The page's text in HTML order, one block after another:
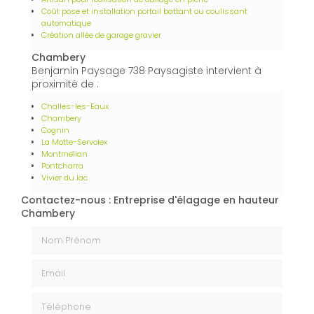
Coût pose et installation portail battant ou coulissant
automatique
Création allée de garage gravier
Chambery
Benjamin Paysage 738 Paysagiste intervient à
proximité de :
Challes-les-Eaux
Chambery
Cognin
La Motte-Servolex
Montmelian
Pontcharra
Vivier du lac
Contactez-nous : Entreprise d'élagage en hauteur
Chambery